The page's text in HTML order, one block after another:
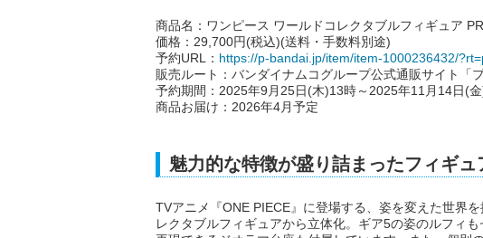
商品名：ワンピース ワールドコレクタブルフィギュア
価格：29,700円(税込)(送料・手数料別途)
予約URL： https://p-bandai.jp/item/item-1000236432/
販売ルート：バンダイナムコグループ公式通販サイト「
予約期間：2025年9月25日(木)13時～2025年11月14日(
商品お届け：2026年4月予定
魅力的な特徴が盛り詰まったフィギュ
TVアニメ『ONE PIECE』に登場する、姿を変えた世界
レクタブルフィギュアから立体化。ギア5の姿のルフィ